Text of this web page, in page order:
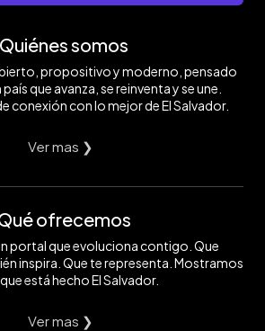
Quiénes somos
propositivo y moderno, pensado
que avanza, se reinventa y se une.
conexión con lo mejor de El Salvador.
Ver mas ❯
ofrecemos
portal que evoluciona contigo. Que
inspira. Que te representa. Mostramos
está hecho El Salvador.
Ver mas ❯